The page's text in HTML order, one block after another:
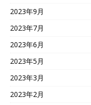
2023年9月
2023年7月
2023年6月
2023年5月
2023年3月
2023年2月